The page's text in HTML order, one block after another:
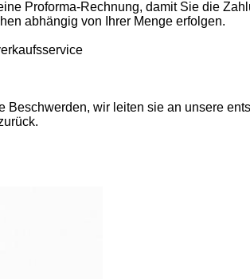
Proforma-Rechnung, damit Sie die
abhängig von Ihrer Menge erfolgen.
wir leiten sie an unsere